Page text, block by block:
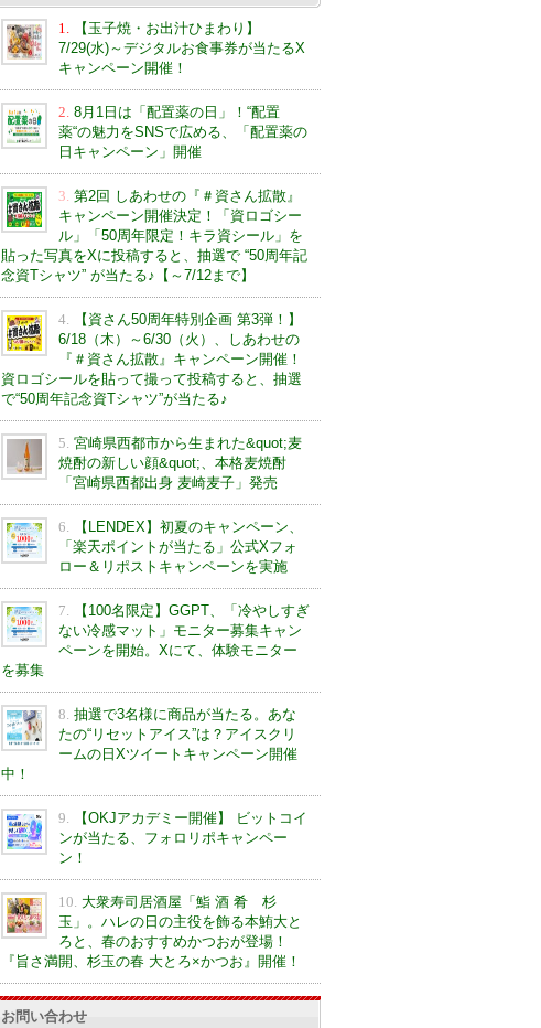
1.
【玉子焼・お出汁ひまわり】
7/29(水)～デジタルお食事券が当たるX
キャンペーン開催！
2. 8月1日は「配置薬の日」！“配置
薬“の魅力をSNSで広める、「配置薬の
日キャンペーン」開催
3. 第2回 しあわせの『＃資さん拡散』
キャンペーン開催決定！「資ロゴシー
ル」「50周年限定！キラ資シール」を
貼った写真をXに投稿すると、抽選で “50周年記
念資Tシャツ” が当たる♪【～7/12まで】
4.
【資さん50周年特別企画 第3弾！】
6/18（木）～6/30（火）、しあわせの
『＃資さん拡散』キャンペーン開催！
資ロゴシールを貼って撮って投稿すると、抽選
で“50周年記念資Tシャツ”が当たる♪
5. 宮崎県西都市から生まれた&quot;麦
焼酎の新しい顔&quot;、本格麦焼酎
「宮崎県西都出身 麦崎麦子」発売
6.
【LENDEX】初夏のキャンペーン、
「楽天ポイントが当たる」公式Xフォ
ロー＆リポストキャンペーンを実施
7.
【100名限定】GGPT、「冷やしすぎ
ない冷感マット」モニター募集キャン
ペーンを開始。Xにて、体験モニター
を募集
8. 抽選で3名様に商品が当たる。あな
たの“リセットアイス”は？アイスクリ
ームの日Xツイートキャンペーン開催
中！
9.
【OKJアカデミー開催】 ビットコイ
ンが当たる、フォロリポキャンペー
ン！
10. 大衆寿司居酒屋「鮨 酒 肴 杉
玉」。ハレの日の主役を飾る本鮪大と
ろと、春のおすすめかつおが登場！
『旨さ満開、杉玉の春 大とろ×かつお』開催！
お問い合わせ